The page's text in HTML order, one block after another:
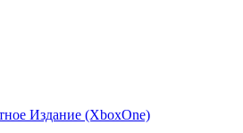
Издание (XboxOne)